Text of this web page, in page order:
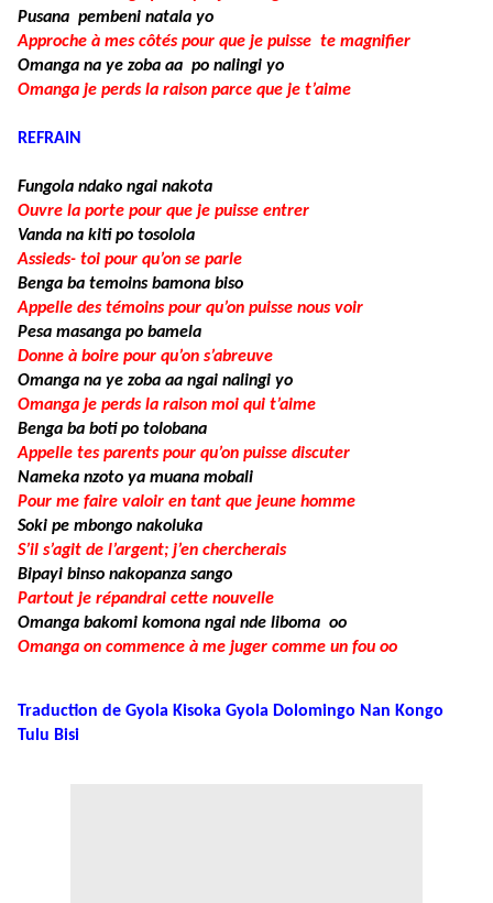
Pusana pembeni natala yo
Approche à mes côtés pour que je puisse te magnifier
Omanga na ye zoba aa po nalingi yo
Omanga je perds la raison parce que je t’aime
REFRAIN
Fungola ndako ngai nakota
Ouvre la porte pour que je puisse entrer
Vanda na kiti po tosolola
Assieds- toi pour qu’on se parle
Benga ba temoins bamona biso
Appelle des témoins pour qu’on puisse nous voir
Pesa masanga po bamela
Donne à boire pour qu’on s’abreuve
Omanga na ye zoba aa ngai nalingi yo
Omanga je perds la raison moi qui t’aime
Benga ba boti po tolobana
Appelle tes parents pour qu’on puisse discuter
Nameka nzoto ya muana mobali
Pour me faire valoir en tant que jeune homme
Soki pe mbongo nakoluka
S’il s’agit de l’argent; j’en chercherais
Bipayi binso nakopanza sango
Partout je répandrai cette nouvelle
Omanga bakomi komona ngai nde liboma oo
Omanga on commence à me juger comme un fou oo
Traduction de Gyola Kisoka Gyola Dolomingo Nan Kongo
Tulu Bisi